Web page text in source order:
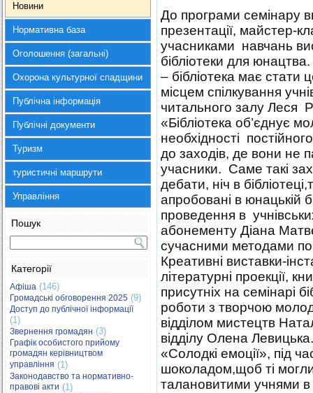
Новини
Нормативна база
Оголошення (загальні)
Охорона культурної спадщини
Публічна інформація
Публічні документи
Туризм
туристичні маршрути
Управління
Пошук
Категорії
Афіша (146)
Громадські обговорення 2025 (9)
Доступ до публічної інформації
(1)
Звернення громадян (3)
Графік особистого прийому
громадян керівництвом
управління (1)
Законодавство та нормативно-
правові акти (1)
До програми семінару
презентації, майстер-
учасниками навчань
бібліотеки для
– бібліотека має стати
місцем спілкування
читального залу Леся
«Бібліотека об’єднує
необхідності
до заходів, де вони не
учасники. Саме такі
дебати, ніч в
апробовані в юнацькій
проведення в
абонементу Діана
сучасними методами
Креативні виставки-
літературні проекції,
присутніх на семінарі
роботи з творчою
відділом мистецтв
відділу Олена
«Солодкі емоції», під
шоколадом,щоб ті
талановитими учнями в